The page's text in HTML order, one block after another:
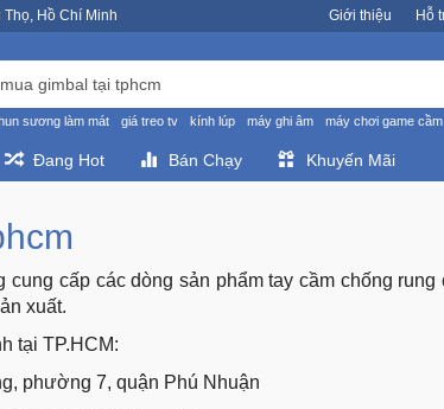
Hồ Chí Minh Giới thiệu Hỗ
sương làm mát giá treo tv kính lúp máy ghi âm máy chơi game
Đang Hot Bán Chạy Khuyến Mãi
cung cấp các dòng sản phẩm tay cầm chống
xuất.
tại TP.HCM:
phường 7, quận Phú Nhuận